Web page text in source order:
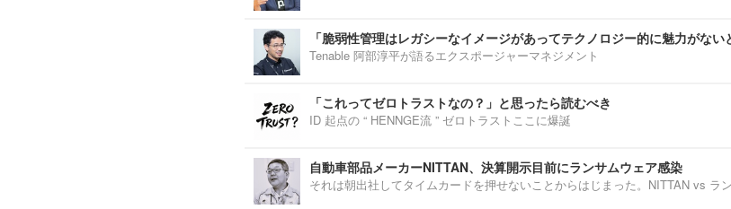
「脆弱性管理はレガシーなイメージがあってテクノロジー的に魅力がない
Tenable 阿部淳平が語るエクスポージャーマネジメント
「これってゼロトラストなの？」と思ったら読むべき
ID 起点の “ HENNGE流 ” ゼロトラストここに爆誕
自動車部品メーカーNITTAN、決算開示目前にランサムウェア感染
それは朝出社してタイムカードを押せないことからはじまった。NITTAN vs ラ